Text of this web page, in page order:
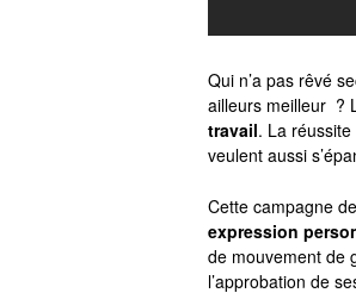
Qui n’a pas rêvé
ailleurs meilleur ?
travail. La
veulent aussi
Cette campagne
expression
de mouvement de
l’approbation de